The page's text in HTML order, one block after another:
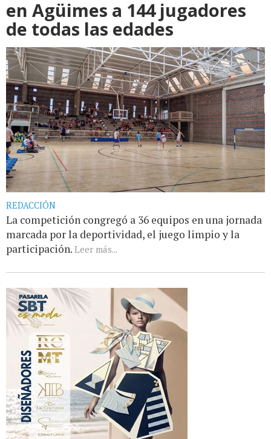
en Agüimes a 144 jugadores
de todas las edades
REDACCIÓN
La competición congregó a 36 equipos en una jornada
marcada por la deportividad, el juego limpio y la
participación. Leer más...